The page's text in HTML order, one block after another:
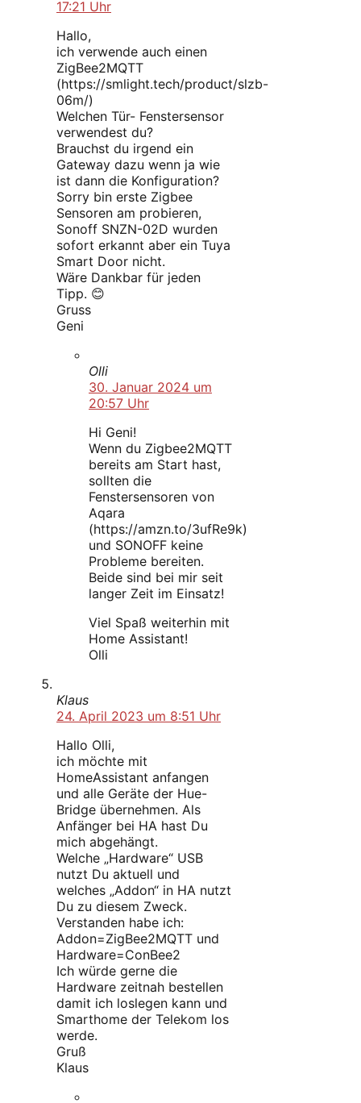
17:21 Uhr
Hallo,
ich verwende auch einen
ZigBee2MQTT
(https://smlight.tech/product/slzb-
06m/)
Welchen Tür- Fenstersensor
verwendest du?
Brauchst du irgend ein
Gateway dazu wenn ja wie
ist dann die Konfiguration?
Sorry bin erste Zigbee
Sensoren am probieren,
Sonoff SNZN-02D wurden
sofort erkannt aber ein Tuya
Smart Door nicht.
Wäre Dankbar für jeden
Tipp. 😊
Gruss
Geni
Olli
30. Januar 2024 um
20:57 Uhr
Hi Geni!
Wenn du Zigbee2MQTT
bereits am Start hast,
sollten die
Fenstersensoren von
Aqara
(https://amzn.to/3ufRe9k)
und SONOFF keine
Probleme bereiten.
Beide sind bei mir seit
langer Zeit im Einsatz!
Viel Spaß weiterhin mit
Home Assistant!
Olli
Klaus
24. April 2023 um 8:51 Uhr
Hallo Olli,
ich möchte mit
HomeAssistant anfangen
und alle Geräte der Hue-
Bridge übernehmen. Als
Anfänger bei HA hast Du
mich abgehängt.
Welche „Hardware“ USB
nutzt Du aktuell und
welches „Addon“ in HA nutzt
Du zu diesem Zweck.
Verstanden habe ich:
Addon=ZigBee2MQTT und
Hardware=ConBee2
Ich würde gerne die
Hardware zeitnah bestellen
damit ich loslegen kann und
Smarthome der Telekom los
werde.
Gruß
Klaus